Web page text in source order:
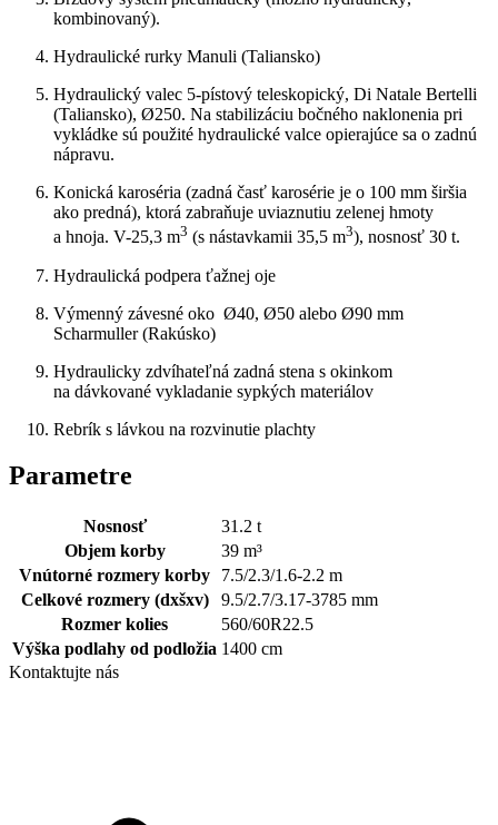
kombinovaný).
Hydraulické rurky Manuli (Taliansko)
Hydraulický valec 5-pístový teleskopický, Di Natale Bertelli
(Taliansko), Ø250. Na stabilizáciu bočného naklonenia pri
vykládke sú použité hydraulické valce opierajúce sa o zadnú
nápravu.
Konická karoséria (zadná časť karosérie je o 100 mm širšia
ako predná), ktorá zabraňuje uviaznutiu zelenej hmoty
a hnoja. V-25,3 m3 (s nástavkamii 35,5 m3), nosnosť 30 t.
Hydraulická podpera ťažnej oje
Výmenný závesné oko Ø40, Ø50 alebo Ø90 mm
Scharmuller (Rakúsko)
Hydraulicky zdvíhateľná zadná stena s okinkom
na dávkované vykladanie sypkých materiálov
Rebrík s lávkou na rozvinutie plachty
Parametre
Nosnosť 31.2 t
Objem korby
39 m³
Vnútorné rozmery korby
7.5/2.3/1.6-2.2 m
Celkové rozmery (dxšxv)
9.5/2.7/3.17-3785 mm
Rozmer kolies
560/60R22.5
Výška podlahy od podložia 1400 cm
Kontaktujte nás